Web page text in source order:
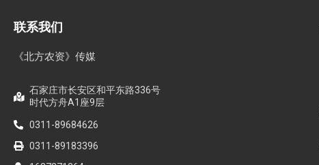
联系我们
《北方农资》传媒
石家庄市长安区和平东路336号
时代方舟A1座9层
0311-89684626
0311-89183396